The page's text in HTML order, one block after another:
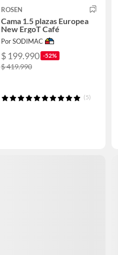
ROSEN
Cama 1.5 plazas Europea
New ErgoT Café
Por SODIMAC
$ 199.990 -52%
$ 419.990
(5)